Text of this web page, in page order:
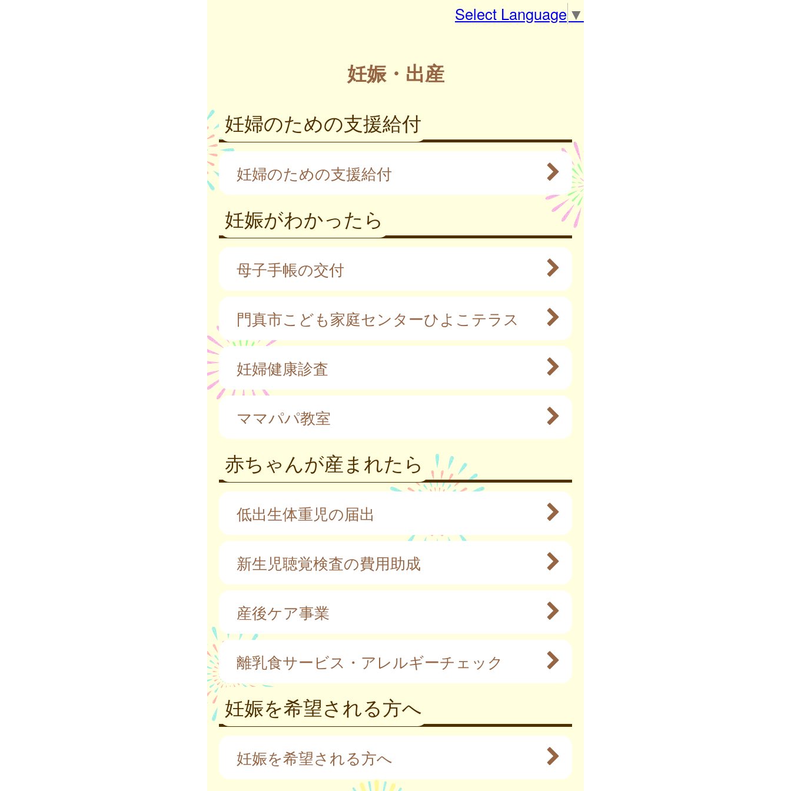
Select Language ▼
妊娠・出産
妊婦のための支援給付
妊婦のための支援給付
妊娠がわかったら
母子手帳の交付
門真市こども家庭センターひよこテラス
妊婦健康診査
ママパパ教室
赤ちゃんが産まれたら
低出生体重児の届出
新生児聴覚検査の費用助成
産後ケア事業
離乳食サービス・アレルギーチェック
妊娠を希望される方へ
妊娠を希望される方へ